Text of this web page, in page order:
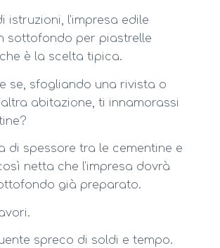
istruzioni, l’impresa edile
sottofondo per piastrelle
è la scelta tipica.
se, sfogliando una rivista o
abitazione, ti innamorassi
di spessore tra le cementine e
netta che l’impresa dovrà
già preparato.
spreco di soldi e tempo.